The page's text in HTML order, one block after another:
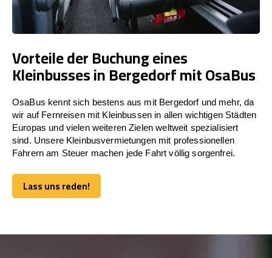
Vorteile der Buchung eines
Kleinbusses in Bergedorf mit OsaBus
OsaBus kennt sich bestens aus mit Bergedorf und mehr, da
wir auf Fernreisen mit Kleinbussen in allen wichtigen Städten
Europas und vielen weiteren Zielen weltweit spezialisiert
sind. Unsere Kleinbusvermietungen mit professionellen
Fahrern am Steuer machen jede Fahrt völlig sorgenfrei.
Lass uns reden!
Lass uns reden!